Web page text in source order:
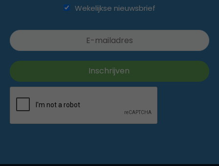
Wekelijkse nieuwsbrief